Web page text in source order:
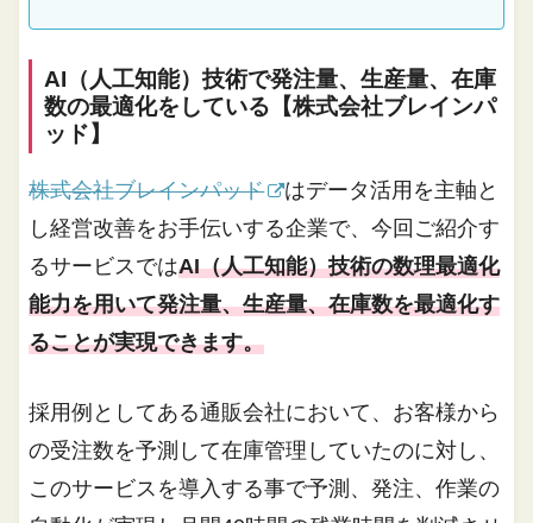
AI（人工知能）技術で発注量、生産量、在庫
数の最適化をしている【株式会社ブレインパ
ッド】
株式会社ブレインパッド
はデータ活用を主軸と
し経営改善をお手伝いする企業で、今回ご紹介す
るサービスではAI（人工知能）技術の数理最適化
能力を用いて発注量、生産量、在庫数を最適化す
ることが実現できます。
採用例としてある通販会社において、お客様から
の受注数を予測して在庫管理していたのに対し、
このサービスを導入する事で予測、発注、作業の